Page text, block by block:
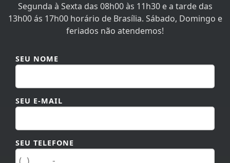
Segunda à Sexta das 08h00 às 11h30 e a tarde das
13h00 ás 17h00 horário de Brasília. Sábado, Domingo e
feriados não atendemos!
SEU NOME
SEU E-MAIL
SEU TELEFONE